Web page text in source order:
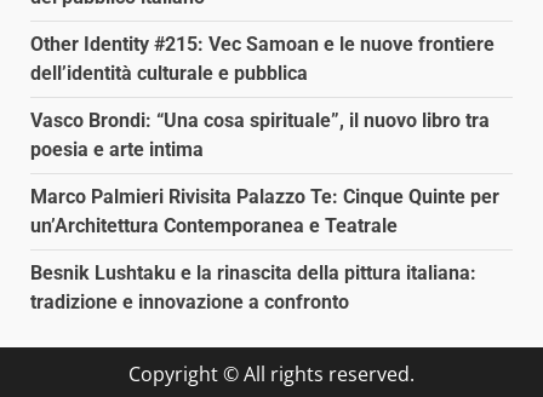
Other Identity #215: Vec Samoan e le nuove frontiere
dell’identità culturale e pubblica
Vasco Brondi: “Una cosa spirituale”, il nuovo libro tra
poesia e arte intima
Marco Palmieri Rivisita Palazzo Te: Cinque Quinte per
un’Architettura Contemporanea e Teatrale
Besnik Lushtaku e la rinascita della pittura italiana:
tradizione e innovazione a confronto
Copyright © All rights reserved.